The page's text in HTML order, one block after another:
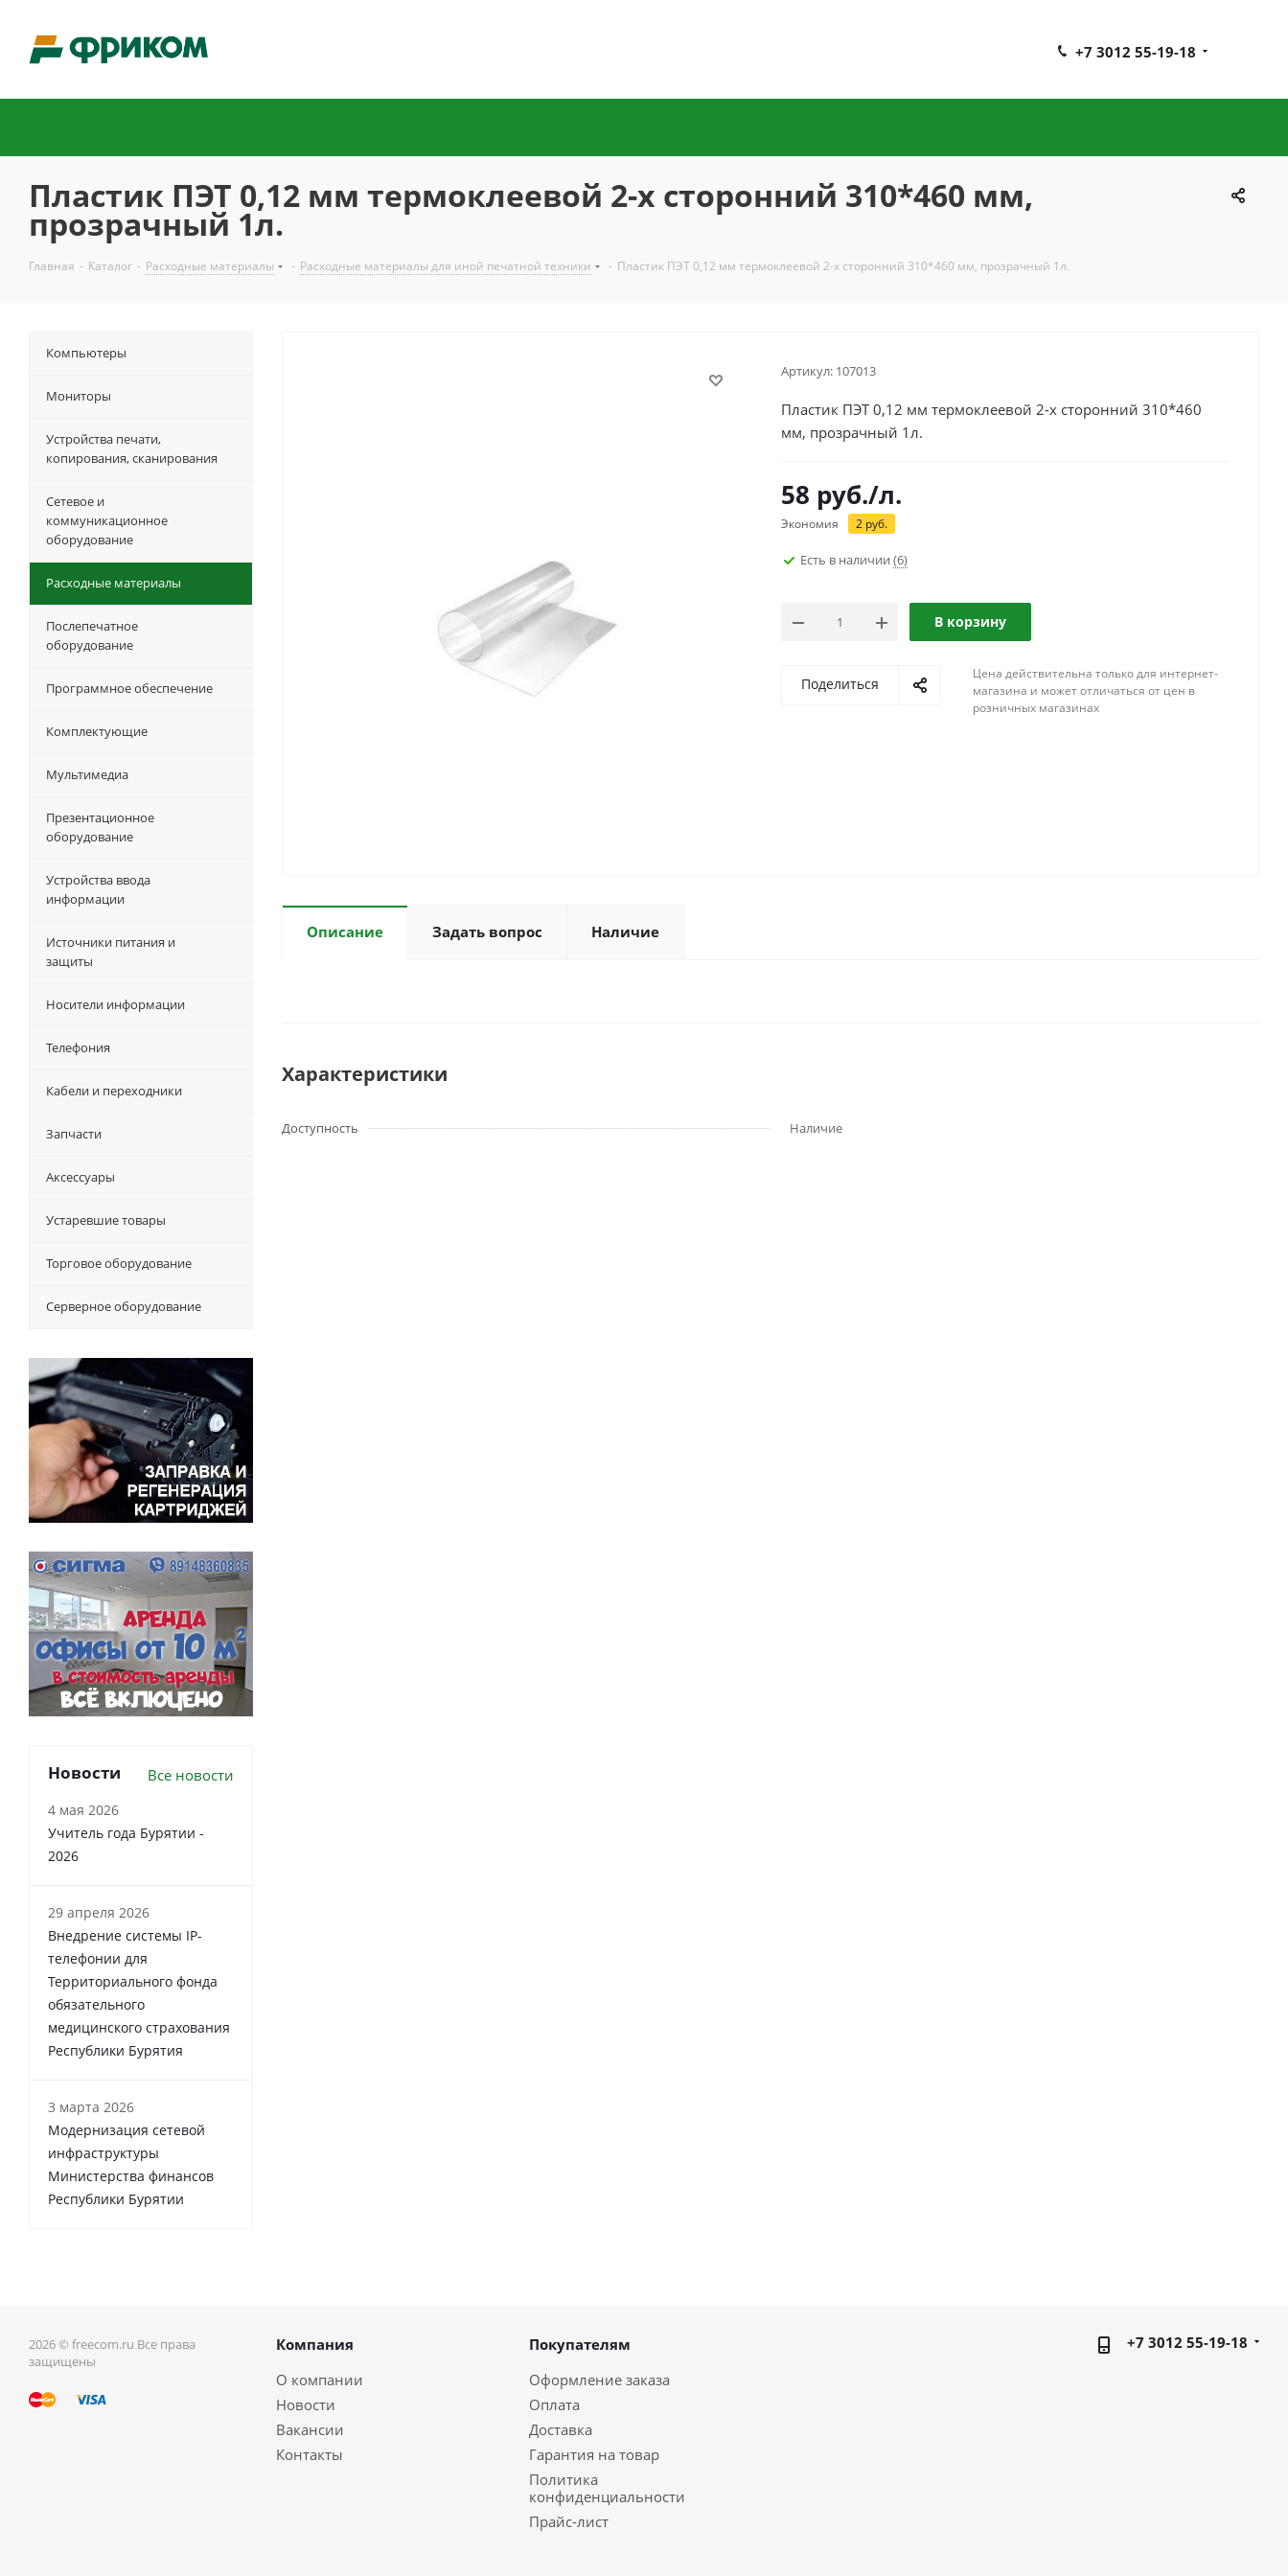
+7 3012 55-19-18
Пластик ПЭТ 0,12 мм термоклеевой 2-х сторонний 310*460 мм,
прозрачный 1л.
Главная - Каталог - Расходные материалы - Расходные материалы для иной печатной техники - Пластик ПЭТ 0,12 мм термоклеевой 2-х сторонний 310*460 мм, прозрачный 1л.
Артикул: 107013
Пластик ПЭТ 0,12 мм термоклеевой 2-х сторонний 310*460
мм, прозрачный 1л.
58 руб./л.
Экономия 2 руб.
Есть в наличии (6)
В корзину
Поделиться
Цена действительна только для интернет-
магазина и может отличаться от цен в
розничных магазинах
Описание Задать вопрос Наличие
Характеристики
Доступность Наличие
Компьютеры
Мониторы
Устройства печати,
копирования, сканирования
Сетевое и
коммуникационное
оборудование
Расходные материалы
Послепечатное
оборудование
Программное обеспечение
Комплектующие
Мультимедиа
Презентационное
оборудование
Устройства ввода
информации
Источники питания и
защиты
Носители информации
Телефония
Кабели и переходники
Запчасти
Аксессуары
Устаревшие товары
Торговое оборудование
Серверное оборудование
Новости Все новости
4 мая 2026
Учитель года Бурятии -
2026
29 апреля 2026
Внедрение системы IP-
телефонии для
Территориального фонда
обязательного
медицинского страхования
Республики Бурятия
3 марта 2026
Модернизация сетевой
инфраструктуры
Министерства финансов
Республики Бурятии
2026 © freecom.ru Все права
защищены
Компания
О компании
Новости
Вакансии
Контакты
Покупателям
Оформление заказа
Оплата
Доставка
Гарантия на товар
Политика
конфиденциальности
Прайс-лист
+7 3012 55-19-18